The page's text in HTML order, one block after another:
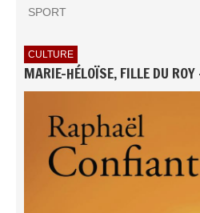
SPORT
CULTURE
MARIE-HÉLOÏSE, FILLE DU